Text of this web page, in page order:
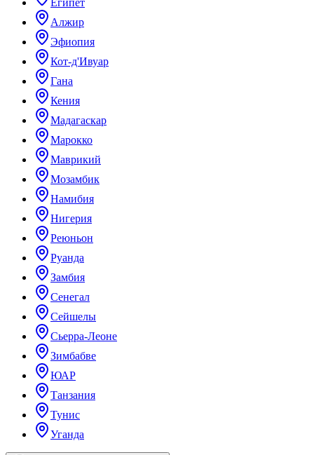
Египет
Алжир
Эфиопия
Кот-д'Ивуар
Гана
Кения
Мадагаскар
Марокко
Маврикий
Мозамбик
Намибия
Нигерия
Реюньон
Руанда
Замбия
Сенегал
Сейшелы
Сьерра-Леоне
Зимбабве
ЮАР
Танзания
Тунис
Уганда